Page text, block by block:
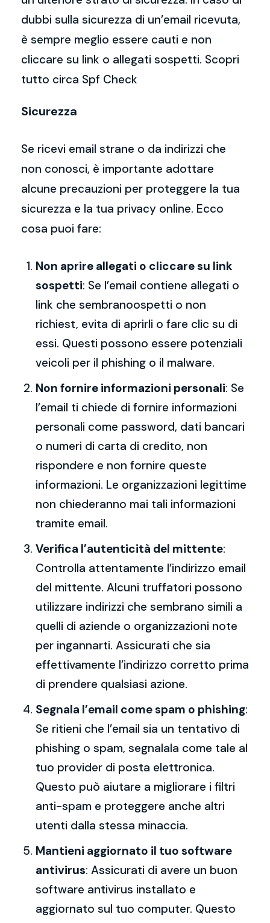
dubbi sulla sicurezza di un’email ricevuta,
è sempre meglio essere cauti e non
cliccare su link o allegati sospetti. Scopri
tutto circa Spf Check
Sicurezza
Se ricevi email strane o da indirizzi che
non conosci, è importante adottare
alcune precauzioni per proteggere la tua
sicurezza e la tua privacy online. Ecco
cosa puoi fare:
Non aprire allegati o cliccare su link
sospetti: Se l’email contiene allegati o
link che sembranoospetti o non
richiest, evita di aprirli o fare clic su di
essi. Questi possono essere potenziali
veicoli per il phishing o il malware.
Non fornire informazioni personali: Se
l’email ti chiede di fornire informazioni
personali come password, dati bancari
o numeri di carta di credito, non
rispondere e non fornire queste
informazioni. Le organizzazioni legittime
non chiederanno mai tali informazioni
tramite email.
Verifica l’autenticità del mittente:
Controlla attentamente l’indirizzo email
del mittente. Alcuni truffatori possono
utilizzare indirizzi che sembrano simili a
quelli di aziende o organizzazioni note
per ingannarti. Assicurati che sia
effettivamente l’indirizzo corretto prima
di prendere qualsiasi azione.
Segnala l’email come spam o phishing:
Se ritieni che l’email sia un tentativo di
phishing o spam, segnalala come tale al
tuo provider di posta elettronica.
Questo può aiutare a migliorare i filtri
anti-spam e proteggere anche altri
utenti dalla stessa minaccia.
Mantieni aggiornato il tuo software
antivirus: Assicurati di avere un buon
software antivirus installato e
aggiornato sul tuo computer. Questo